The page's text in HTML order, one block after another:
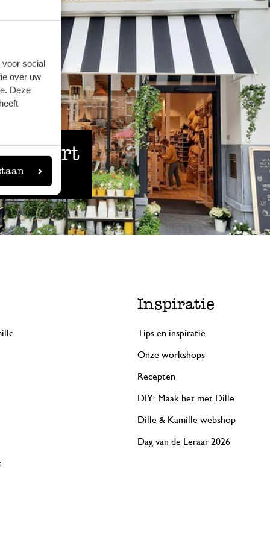
voor social
over uw
Deze
buurt
Inspiratie
Tips en inspiratie
Onze workshops
Recepten
DIY: Maak het met Dille
Dille & Kamille webshop
Dag van de Leraar 2026